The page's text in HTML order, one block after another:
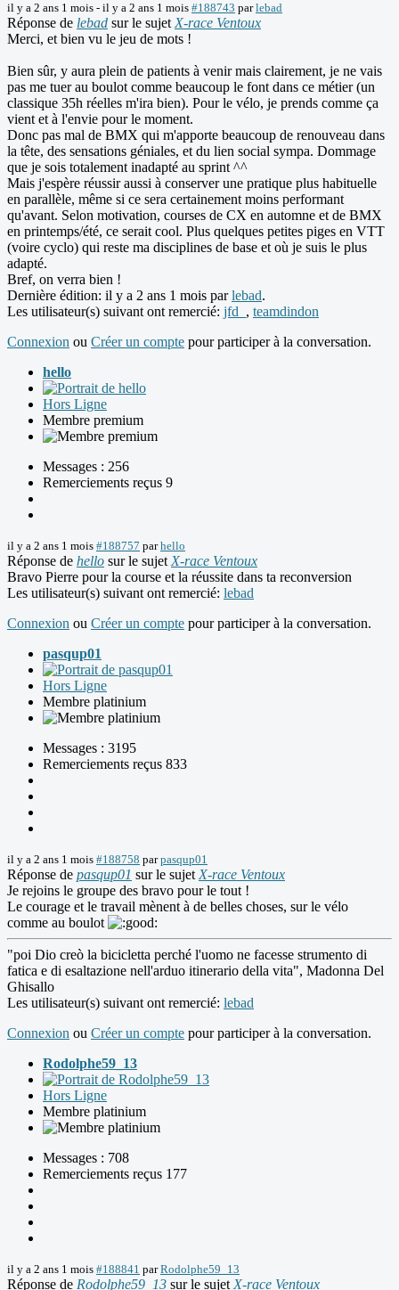
il y a 2 ans 1 mois - il y a 2 ans 1 mois #188743 parlebad
Réponse de lebad sur le sujet X-race Ventoux
Merci, et bien vu le jeu de mots !
Bien sûr, y aura plein de patients à venir mais clairement, je ne vais
pas me tuer au boulot comme beaucoup le font dans ce métier (un
classique 35h réelles m'ira bien). Pour le vélo, je prends comme ça
vient et à l'envie pour le moment.
Donc pas mal de BMX qui m'apporte beaucoup de renouveau dans
la tête, des sensations géniales, et du lien social sympa. Dommage
que je sois totalement inadapté au sprint ^^
Mais j'espère réussir aussi à conserver une pratique plus habituelle
en parallèle, même si ce sera certainement moins performant
qu'avant. Selon motivation, courses de CX en automne et de BMX
en printemps/été, ce serait cool. Plus quelques petites piges en VTT
(voire cyclo) qui reste ma disciplines de base et où je suis le plus
adapté.
Bref, on verra bien !
Dernière édition: il y a 2 ans 1 mois parlebad.
Les utilisateur(s) suivant ont remercié: jfd_ , teamdindon
Connexion ou Créer un compte pour participer à la conversation.
hello
Hors Ligne
Membre premium
Messages : 256
Remerciements reçus 9
il y a 2 ans 1 mois #188757 parhello
Réponse de hello sur le sujet X-race Ventoux
Bravo Pierre pour la course et la réussite dans ta reconversion
Les utilisateur(s) suivant ont remercié: lebad
Connexion ou Créer un compte pour participer à la conversation.
pasqup01
Hors Ligne
Membre platinium
Messages : 3195
Remerciements reçus 833
il y a 2 ans 1 mois #188758 parpasqup01
Réponse de pasqup01 sur le sujet X-race Ventoux
Je rejoins le groupe des bravo pour le tout !
Le courage et le travail mènent à de belles choses, sur le vélo
comme au boulot
"poi Dio creò la bicicletta perché l'uomo ne facesse strumento di
fatica e di esaltazione nell'arduo itinerario della vita", Madonna Del
Ghisallo
Les utilisateur(s) suivant ont remercié: lebad
Connexion ou Créer un compte pour participer à la conversation.
Rodolphe59_13
Hors Ligne
Membre platinium
Messages : 708
Remerciements reçus 177
il y a 2 ans 1 mois #188841 parRodolphe59_13
Réponse de Rodolphe59_13 sur le sujet X-race Ventoux